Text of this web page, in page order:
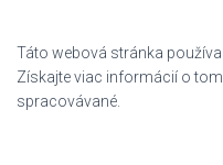
Táto webová stránka
Získajte viac informácií o
spracovávané.